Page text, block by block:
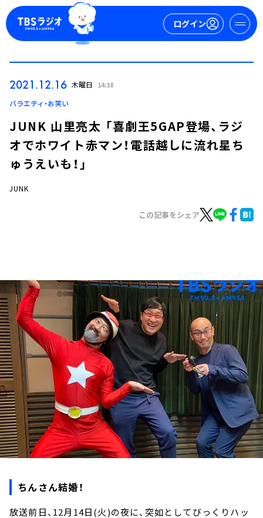
ログイン
ログイン
イベント・グッズ
YouTube
会社情報
2021.12.16 木曜日 14:38
バラエティ・お笑い
JUNK 山里亮太 「喜劇王5GAP登場、ラジ
オでホワイト赤マン！電話越しに流れ星ち
ゅうえいも！」
JUNK
この記事をシェア
ちんさん結婚！
放送前日、12月14日(火)の夜に、突如としてびっくりハッ